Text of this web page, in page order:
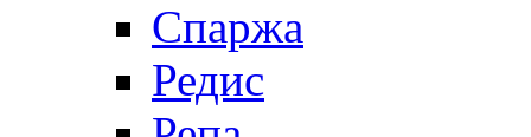
Спаржа
Редис